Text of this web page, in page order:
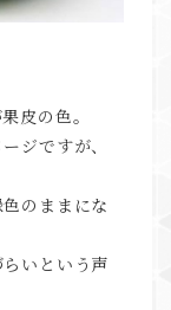
皮の色。
ジですが、
のままにな
いという声